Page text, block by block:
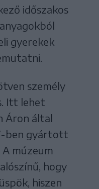
időszakos
gyerekek
személy
Itt lehet
Áron által
ben gyártott
múzeum
hogy
hiszen